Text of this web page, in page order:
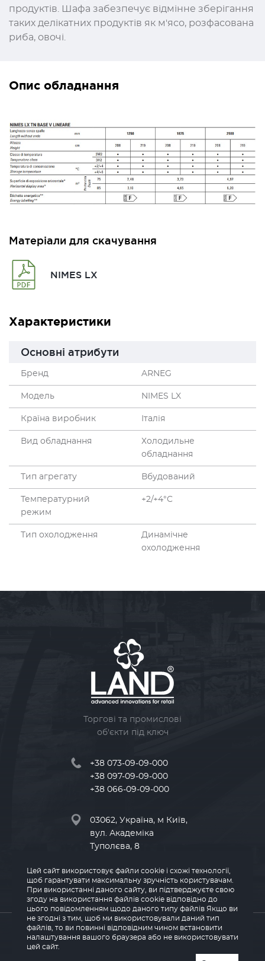
продуктів. Шафа забезпечує відмінне зберігання
таких делікатних продуктів як м'ясо, розфасована
риба, овочі.
Опис обладнання
Матеріали для скачування
NIMES LX
Характеристики
Основні атрибути
Бренд ARNEG
Модель NIMES LX
Країна виробник Італія
Вид обладнання
Холодильне
обладнання
Тип агрегату Вбудований
Температурний
режим
+2/+4°C
Тип охолодження
Динамічне
охолодження
Торгові та промислові
об'єкти під ключ
+38 073-09-09-000
+38 097-09-09-000
+38 066-09-09-000
03062, Україна, м Київ,
вул. Академіка
Туполєва, 8
info@land-kv.com.ua
© 2026 LAND
Цей сайт використовує файли cookie і схожі технології,
щоб гарантувати максимальну зручність користувачам.
При використанні даного сайту, ви підтверджуєте свою
згоду на використання файлів cookie відповідно до
цього повідомленням щодо даного типу файлів Якщо ви
не згодні з тим, щоб ми використовували даний тип
файлів, то ви повинні відповідним чином встановити
налаштування вашого браузера або не використовувати
цей сайт.